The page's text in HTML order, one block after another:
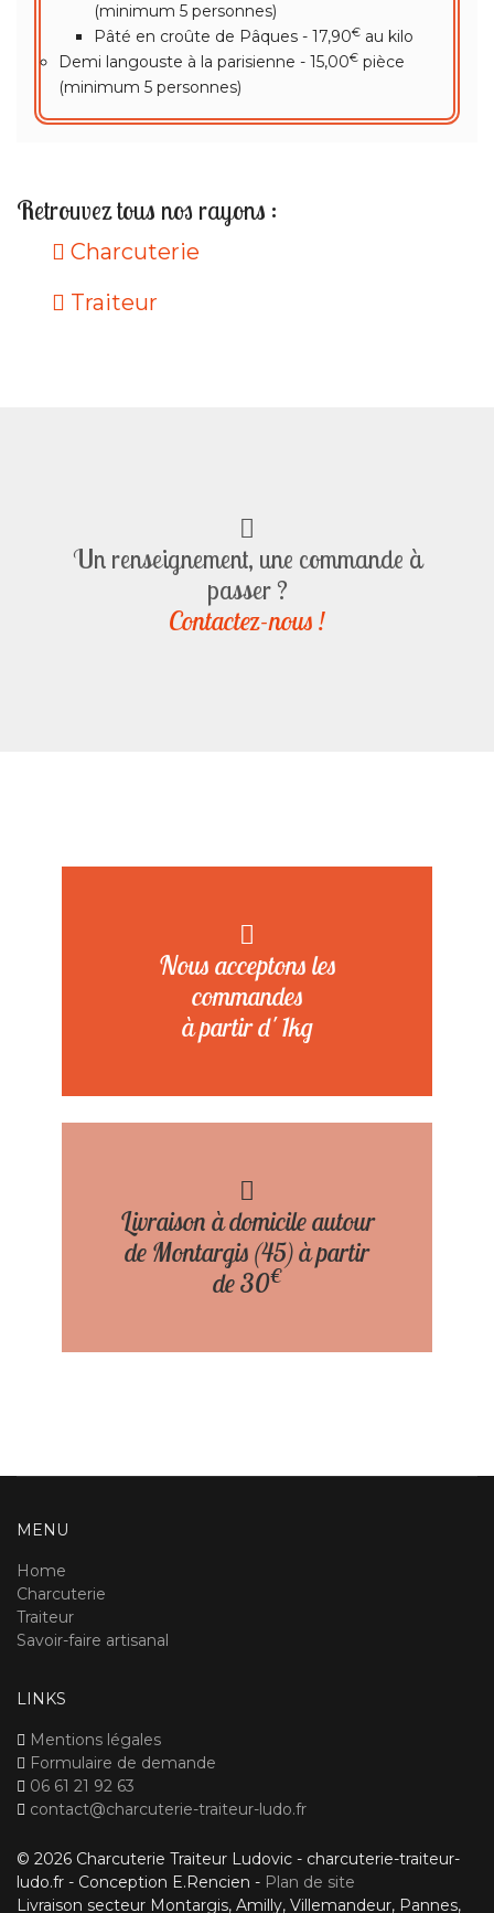
(minimum 5 personnes)
Pâté en croûte de Pâques - 17,90€ au kilo
Demi langouste à la parisienne - 15,00€ pièce
(minimum 5 personnes)
Retrouvez tous nos rayons :
Charcuterie
Traiteur
Un renseignement, une commande à
passer ?
Contactez-nous !
Nous acceptons les
commandes
à partir d' 1kg
Livraison à domicile autour
de Montargis (45) à partir
de 30€
MENU
Home
Charcuterie
Traiteur
Savoir-faire artisanal
LINKS
Mentions légales
Formulaire de demande
06 61 21 92 63
contact@charcuterie-traiteur-ludo.fr
© 2026 Charcuterie Traiteur Ludovic - charcuterie-traiteur-
ludo.fr - Conception E.Rencien - Plan de site
Livraison secteur Montargis, Amilly, Villemandeur, Pannes,